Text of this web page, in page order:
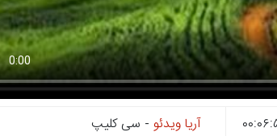
آریا ویدئو - سی کلیپ